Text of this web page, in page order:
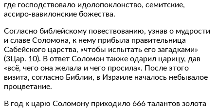
где господствовало идолопоклонство, семитские,
ассиро-вавилонские божества.
Согласно библейскому повествованию, узнав о мудрости
и славе Соломона, к нему прибыла правительница
Сабейского царства, «чтобы испытать его загадками»
(3Цар. 10). В ответ Соломон также одарил царицу, дав
«всё, чего она желала и чего просила». После этого
визита, согласно Библии, в Израиле началось небывалое
процветание.
В год к царю Соломону приходило 666 талантов золота